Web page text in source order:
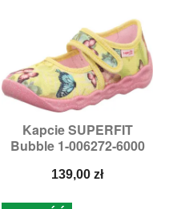
Kapcie SUPERFIT
Bubble 1-006272-6000
Cena
139,00 zł